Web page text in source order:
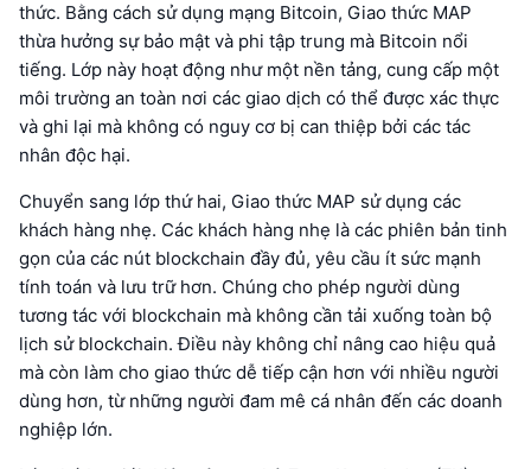
thức. Bằng cách sử dụng mạng Bitcoin, Giao thức MAP
thừa hưởng sự bảo mật và phi tập trung mà Bitcoin nổi
tiếng. Lớp này hoạt động như một nền tảng, cung cấp một
môi trường an toàn nơi các giao dịch có thể được xác thực
và ghi lại mà không có nguy cơ bị can thiệp bởi các tác
nhân độc hại.
Chuyển sang lớp thứ hai, Giao thức MAP sử dụng các
khách hàng nhẹ. Các khách hàng nhẹ là các phiên bản tinh
gọn của các nút blockchain đầy đủ, yêu cầu ít sức mạnh
tính toán và lưu trữ hơn. Chúng cho phép người dùng
tương tác với blockchain mà không cần tải xuống toàn bộ
lịch sử blockchain. Điều này không chỉ nâng cao hiệu quả
mà còn làm cho giao thức dễ tiếp cận hơn với nhiều người
dùng hơn, từ những người đam mê cá nhân đến các doanh
nghiệp lớn.